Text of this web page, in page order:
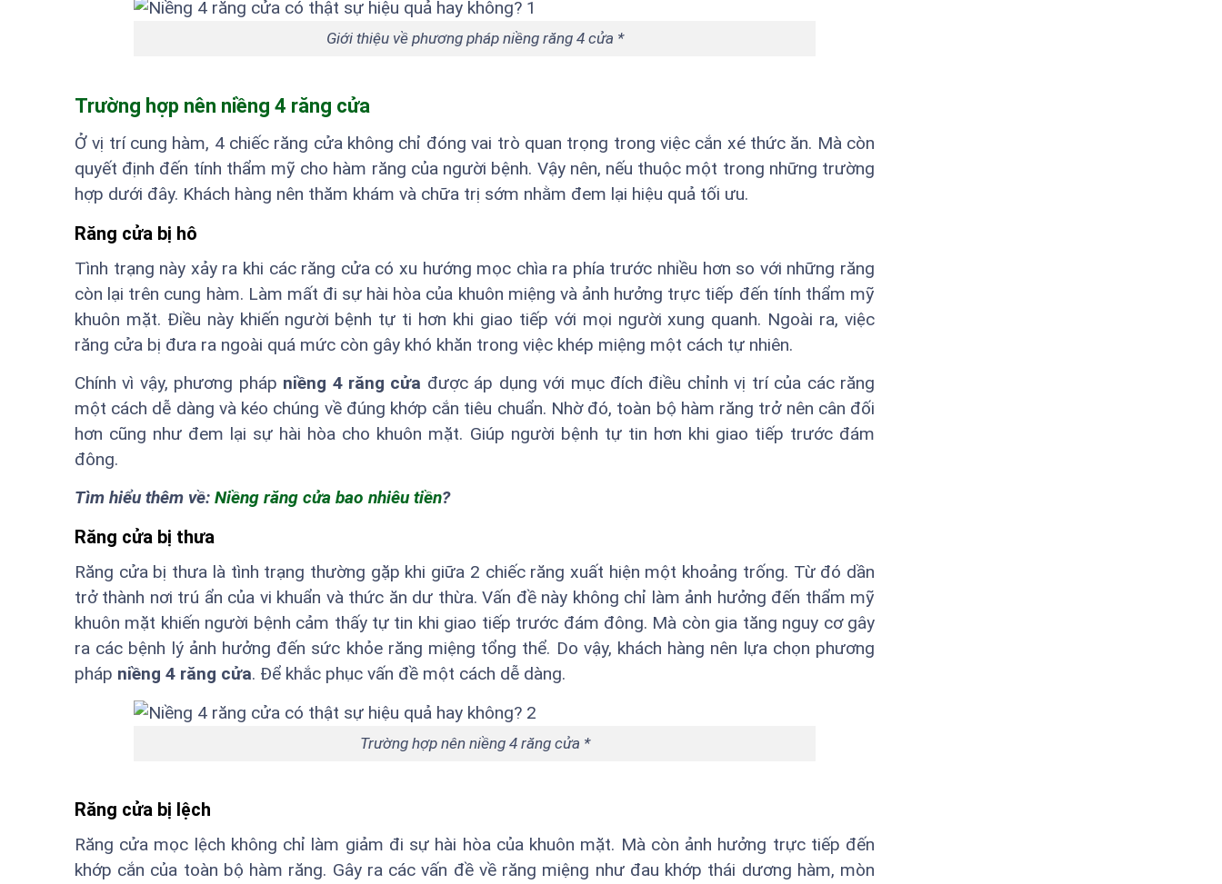
Giới thiệu về phương pháp niềng răng 4 cửa *
Trường hợp nên niềng 4 răng cửa
Ở vị trí cung hàm, 4 chiếc răng cửa không chỉ đóng vai trò quan trọng trong việc cắn xé thức ăn. Mà còn
quyết định đến tính thẩm mỹ cho hàm răng của người bệnh. Vậy nên, nếu thuộc một trong những trường
hợp dưới đây. Khách hàng nên thăm khám và chữa trị sớm nhằm đem lại hiệu quả tối ưu.
Răng cửa bị hô
Tình trạng này xảy ra khi các răng cửa có xu hướng mọc chìa ra phía trước nhiều hơn so với những răng
còn lại trên cung hàm. Làm mất đi sự hài hòa của khuôn miệng và ảnh hưởng trực tiếp đến tính thẩm mỹ
khuôn mặt. Điều này khiến người bệnh tự ti hơn khi giao tiếp với mọi người xung quanh. Ngoài ra, việc
răng cửa bị đưa ra ngoài quá mức còn gây khó khăn trong việc khép miệng một cách tự nhiên.
Chính vì vậy, phương pháp niềng 4 răng cửa được áp dụng với mục đích điều chỉnh vị trí của các răng
một cách dễ dàng và kéo chúng về đúng khớp cắn tiêu chuẩn. Nhờ đó, toàn bộ hàm răng trở nên cân đối
hơn cũng như đem lại sự hài hòa cho khuôn mặt. Giúp người bệnh tự tin hơn khi giao tiếp trước đám
đông.
Tìm hiểu thêm về: Niềng răng cửa bao nhiêu tiền?
Răng cửa bị thưa
Răng cửa bị thưa là tình trạng thường gặp khi giữa 2 chiếc răng xuất hiện một khoảng trống. Từ đó dần
trở thành nơi trú ẩn của vi khuẩn và thức ăn dư thừa. Vấn đề này không chỉ làm ảnh hưởng đến thẩm mỹ
khuôn mặt khiến người bệnh cảm thấy tự tin khi giao tiếp trước đám đông. Mà còn gia tăng nguy cơ gây
ra các bệnh lý ảnh hưởng đến sức khỏe răng miệng tổng thể. Do vậy, khách hàng nên lựa chọn phương
pháp niềng 4 răng cửa. Để khắc phục vấn đề một cách dễ dàng.
Trường hợp nên niềng 4 răng cửa *
Răng cửa bị lệch
Răng cửa mọc lệch không chỉ làm giảm đi sự hài hòa của khuôn mặt. Mà còn ảnh hưởng trực tiếp đến
khớp cắn của toàn bộ hàm răng. Gây ra các vấn đề về răng miệng như đau khớp thái dương hàm, mòn